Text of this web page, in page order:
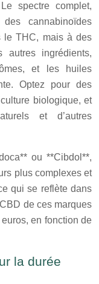
spectre complet,
cannabinoïdes
le THC, mais à des
ingrédients,
et les huiles
Optez pour des
biologique, et
et d’autres
ou **Cibdol**,
plus complexes et
qui se reflète dans
de ces marques
en fonction de
la durée